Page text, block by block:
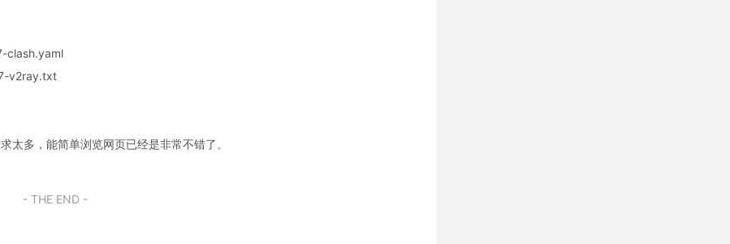
clash.yaml
v2ray.txt
太多，能简单浏览网页已经是非常不错了。
- THE END -